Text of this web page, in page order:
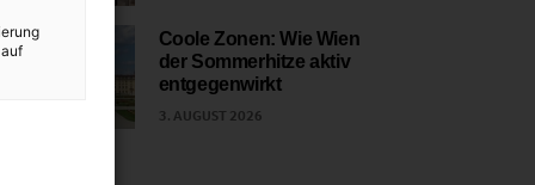
Coole Zonen: Wie Wien
der Sommerhitze aktiv
entgegenwirkt
3. AUGUST 2026